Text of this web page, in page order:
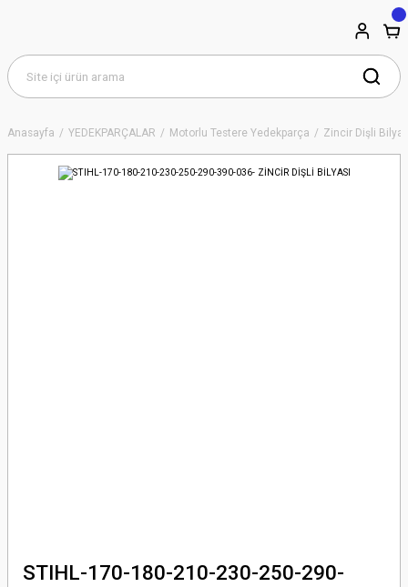
Anasayfa YEDEKPARÇALAR Motorlu Testere Yedekparça Zincir Dişli
STIHL-170-180-210-230-250-290-